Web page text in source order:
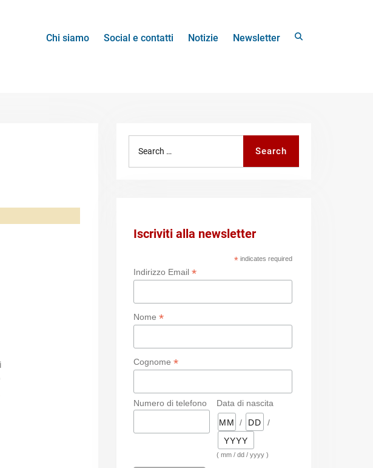
Chi siamo Social e contatti Notizie Newsletter
Search
Iscriviti alla newsletter
* indicates required
Indirizzo Email*
Nome*
Cognome*
Numero di telefono
Data di nascita
/
/
( mm / dd / yyyy )